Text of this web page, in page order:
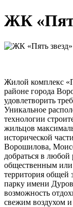
ЖК
Жилой комплекс
районе города
удовлетворить
Уникальное
технологии
жильцов
исторической
Ворошилова,
добраться в
общественным
территория общей
парку имени
возможность
свежим воздухом